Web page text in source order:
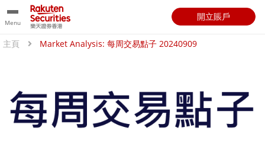
Menu
開立賬戶
主頁 Market Analysis: 每周交易點子 20240909